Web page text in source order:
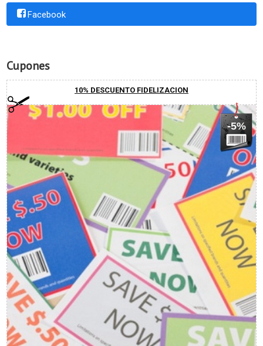
Facebook
Cupones
10% DESCUENTO FIDELIZACION
-5%